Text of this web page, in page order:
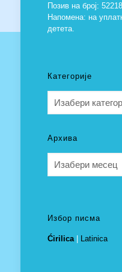
Позив на број:
Напомена: на
детета.
Категорије
Архива
Избор писма
Ćirilica| Latinica